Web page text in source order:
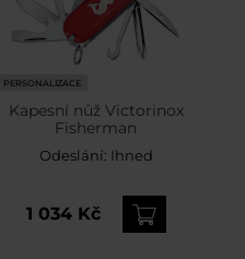
PERSONALIZACE
Kapesní nůž Victorinox
Fisherman
Odeslání: Ihned
1 034 Kč